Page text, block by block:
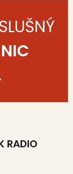
NIC
RADIO